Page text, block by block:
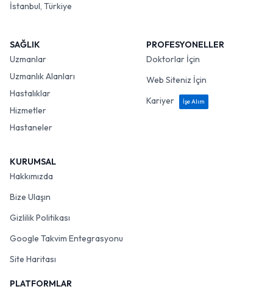
İstanbul, Türkiye
SAĞLIK
Uzmanlar
Uzmanlık Alanları
Hastalıklar
Hizmetler
Hastaneler
PROFESYONELLER
Doktorlar İçin
Web Siteniz İçin
Kariyer
İşe Alım
KURUMSAL
Hakkımızda
Bize Ulaşın
Gizlilik Politikası
Google Takvim Entegrasyonu
Site Haritası
PLATFORMLAR